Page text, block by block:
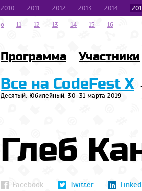
2010 2011 2012 2013 2014
o
11 12 13 14 15 16
Программа Участники
Все на CodeFest X
Десятый. Юбилейный. 30–31 марта 2019
Глеб
Facebook Twitter